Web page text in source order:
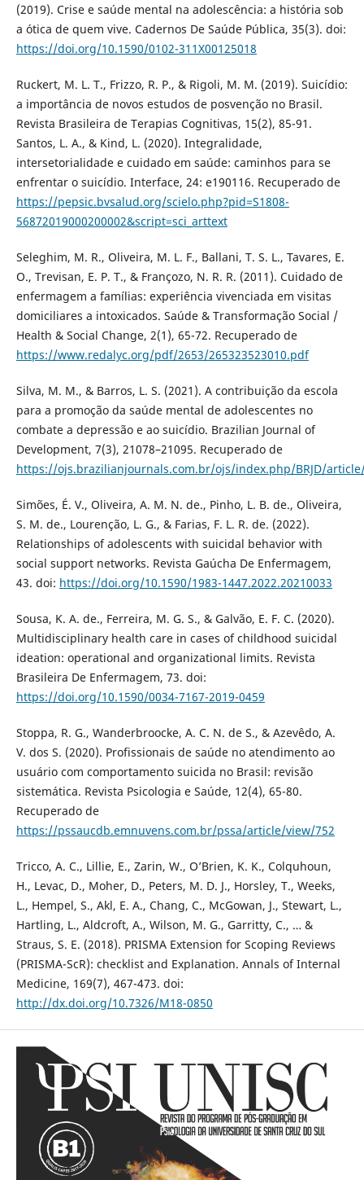
(2019). Crise e saúde mental na adolescência: a história sob
a ótica de quem vive. Cadernos De Saúde Pública, 35(3). doi:
https://doi.org/10.1590/0102-311X00125018
Ruckert, M. L. T., Frizzo, R. P., & Rigoli, M. M. (2019). Suicídio:
a importância de novos estudos de posvenção no Brasil.
Revista Brasileira de Terapias Cognitivas, 15(2), 85-91.
Santos, L. A., & Kind, L. (2020). Integralidade,
intersetorialidade e cuidado em saúde: caminhos para se
enfrentar o suicídio. Interface, 24: e190116. Recuperado de
https://pepsic.bvsalud.org/scielo.php?pid=S1808-
56872019000200002&script=sci_arttext
Seleghim, M. R., Oliveira, M. L. F., Ballani, T. S. L., Tavares, E.
O., Trevisan, E. P. T., & Françozo, N. R. R. (2011). Cuidado de
enfermagem a famílias: experiência vivenciada em visitas
domiciliares a intoxicados. Saúde & Transformação Social /
Health & Social Change, 2(1), 65-72. Recuperado de
https://www.redalyc.org/pdf/2653/265323523010.pdf
Silva, M. M., & Barros, L. S. (2021). A contribuição da escola
para a promoção da saúde mental de adolescentes no
combate a depressão e ao suicídio. Brazilian Journal of
Development, 7(3), 21078–21095. Recuperado de
https://ojs.brazilianjournals.com.br/ojs/index.php/BRJD/
Simões, É. V., Oliveira, A. M. N. de., Pinho, L. B. de., Oliveira,
S. M. de., Lourenção, L. G., & Farias, F. L. R. de. (2022).
Relationships of adolescents with suicidal behavior with
social support networks. Revista Gaúcha De Enfermagem,
43. doi: https://doi.org/10.1590/1983-1447.2022.20210033
Sousa, K. A. de., Ferreira, M. G. S., & Galvão, E. F. C. (2020).
Multidisciplinary health care in cases of childhood suicidal
ideation: operational and organizational limits. Revista
Brasileira De Enfermagem, 73. doi:
https://doi.org/10.1590/0034-7167-2019-0459
Stoppa, R. G., Wanderbroocke, A. C. N. de S., & Azevêdo, A.
V. dos S. (2020). Profissionais de saúde no atendimento ao
usuário com comportamento suicida no Brasil: revisão
sistemática. Revista Psicologia e Saúde, 12(4), 65-80.
Recuperado de
https://pssaucdb.emnuvens.com.br/pssa/article/view/752
Tricco, A. C., Lillie, E., Zarin, W., O’Brien, K. K., Colquhoun,
H., Levac, D., Moher, D., Peters, M. D. J., Horsley, T., Weeks,
L., Hempel, S., Akl, E. A., Chang, C., McGowan, J., Stewart, L.,
Hartling, L., Aldcroft, A., Wilson, M. G., Garritty, C., … &
Straus, S. E. (2018). PRISMA Extension for Scoping Reviews
(PRISMA-ScR): checklist and Explanation. Annals of Internal
Medicine, 169(7), 467-473. doi:
http://dx.doi.org/10.7326/M18-0850